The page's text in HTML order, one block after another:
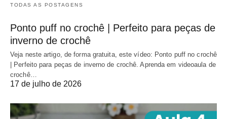
TODAS AS POSTAGENS
Ponto puff no crochê | Perfeito para peças de
inverno de crochê
Veja neste artigo, de forma gratuita, este vídeo: Ponto puff no crochê
| Perfeito para peças de inverno de crochê. Aprenda em videoaula de
crochê…
17 de julho de 2026